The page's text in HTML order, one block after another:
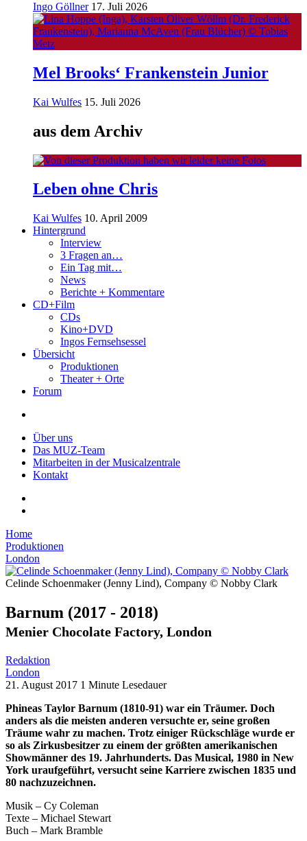
Ingo Göllner 17. Juli 2026
Mel Brooks‘ Frankenstein Junior
Kai Wulfes 15. Juli 2026
aus dem Archiv
Leben ohne Chris
Kai Wulfes 10. April 2009
Hintergrund
Interview
3 Fragen an…
Ein Tag mit…
News
Berichte + Kommentare
CD+Film
CDs
Kino+DVD
Ingos Fernsehsessel
Übersicht
Produktionen
Theater + Orte
Forum
Über uns
Das MUZ-Team
Mitarbeiten in der Musicalzentrale
Kontakt
Home
Produktionen
London
Celinde Schoenmaker (Jenny Lind), Company © Nobby Clark
Barnum (2017 - 2018)
Menier Chocolate Factory, London
Redaktion
London
21. August 2017 1 Minute Lesedauer
Phineas Taylor Barnum (1810-91) war ein Träumer. Doch
anders als die meisten anderen versuchte er, seine großen
Träume wahr zu machen. Trotz einiger Rückschläge wurde er
so als Zirkusbesitzer zu einem der größten amerikanischen
Showmänner des 19. Jahrhunderts. Das Musical, 1980 in New
York uraufgeführt, versucht seine Karriere zwischen 1835 und
80 nachzuzeichnen.
Musik – Cy Coleman
Texte – Michael Stewart
Buch – Mark Bramble